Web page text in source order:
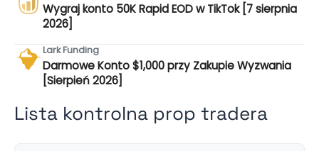
Wygraj konto 50K Rapid EOD w TikTok [7 sierpnia
2026]
Lark Funding
Darmowe Konto $1,000 przy Zakupie Wyzwania
[Sierpień 2026]
Lista kontrolna prop tradera